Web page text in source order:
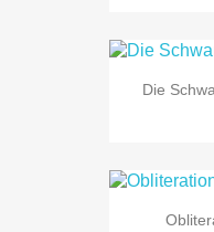
Die